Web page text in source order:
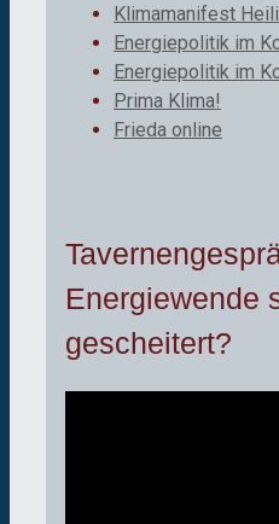
Klimamanifest
Energiepolitik im
Energiepolitik im
Prima Klima!
Frieda online
Energiewende
gescheitert?